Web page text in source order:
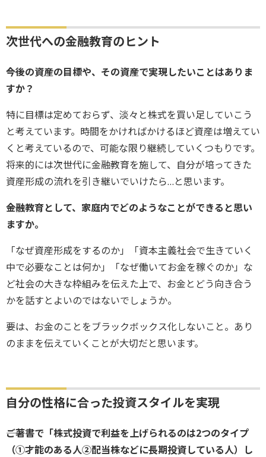
次世代への金融教育のヒント
――今後の資産の目標や、その資産で実現したいことはありま
すか？
特に目標は定めておらず、淡々と株式を買い足していこう
と考えています。時間をかければかけるほど資産は増えてい
くと考えているので、可能な限り継続していくつもりです。
将来的には次世代に金融教育を施して、自分が培ってきた
資産形成の流れを引き継いでいけたら…と思います。
――金融教育として、家庭内でどのようなことができると思い
ますか。
「なぜ資産形成をするのか」「資本主義社会で生きていく
中で必要なことは何か」「なぜ働いてお金を稼ぐのか」な
ど社会の大きな枠組みを伝えた上で、お金とどう向き合う
かを話すとよいのではないでしょうか。
要は、お金のことをブラックボックス化しないこと。あり
のままを伝えていくことが大切だと思います。
自分の性格に合った投資スタイルを実現
――ご著書で「株式投資で利益を上げられるのは2つのタイプ
（①才能のある人②配当株などに長期投資している人）し